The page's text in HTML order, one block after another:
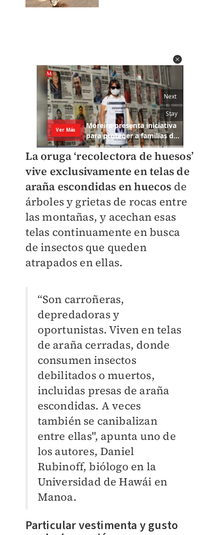
La oruga ‘recolectora de huesos’
vive exclusivamente en telas de
araña escondidas en huecos de
árboles y grietas de rocas entre
las montañas, y acechan esas
telas continuamente en busca
de insectos que queden
atrapados en ellas.
“Son carroñeras,
depredadoras y
oportunistas. Viven en telas
de araña cerradas, donde
consumen insectos
debilitados o muertos,
incluidas presas de araña
escondidas. A veces
también se canibalizan
entre ellas", apunta uno de
los autores, Daniel
Rubinoff, biólogo en la
Universidad de Hawái en
Manoa.
Particular vestimenta y gusto